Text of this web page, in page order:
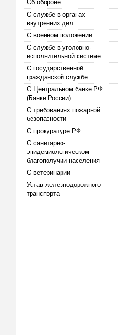
Об обороне
О службе в органах
внутренних дел
О военном положении
О службе в уголовно-
исполнительной системе
О государственной
гражданской службе
О Центральном банке РФ
(Банке России)
О требованиях пожарной
безопасности
О прокуратуре РФ
О санитарно-
эпидемиологическом
благополучии населения
О ветеринарии
Устав железнодорожного
транспорта